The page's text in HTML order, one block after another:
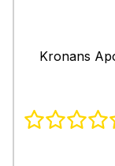
Kronans